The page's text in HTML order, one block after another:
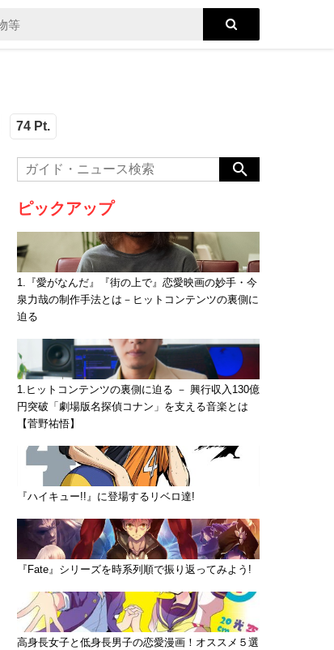
74 Pt.
ピックアップ
1.『愛がなんだ』『街の上で』恋愛映画の妙手・今
泉力哉の制作手法とは－ヒットコンテンツの裏側に
迫る
1.ヒットコンテンツの裏側に迫る － 興行収入130億
円突破「劇場版名探偵コナン」を支える音楽とは
【菅野祐悟】
『ハイキュー!!』に登場するリベロ達!
『Fate』シリーズを時系列順で振り返ってみよう!
高身長女子と低身長男子の恋愛漫画！オススメ５選